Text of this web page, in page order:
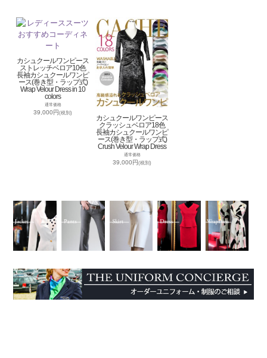
カシュクールワンピース
ストレッチベロア10色
長袖カシュクールワンピ
ース(巻き型・ラップ式)
Wrap Velour Dress in 10
colors
通常価格
39,000円(税別)
カシュクールワンピース
クラッシュベロア18色
長袖カシュクールワンピ
ース(巻き型・ラップ式)
Crush Velour Wrap Dress
通常価格
39,000円(税別)